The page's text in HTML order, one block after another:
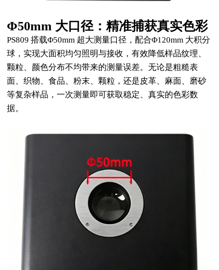
Φ50mm 大口径：精准捕获真实色彩
PS809 搭载Φ50mm 超大测量口径，配合Φ120mm 大积分
球，实现大面积均匀照明与接收，有效降低样品纹理、
颗粒、颜色分布不均带来的测量误差。无论是粗糙表
面、织物、食品、粉末、颗粒，还是皮革、麻面、磨砂
等复杂样品，一次测量即可获取稳定、真实的色彩数
据。